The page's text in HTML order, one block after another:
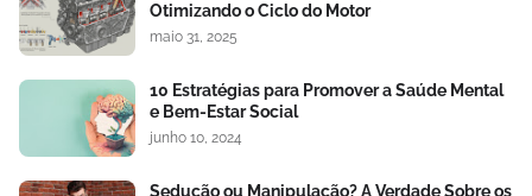
Otimizando o Ciclo do Motor
maio 31, 2025
10 Estratégias para Promover a Saúde Mental
e Bem-Estar Social
junho 10, 2024
Sedução ou Manipulação? A Verdade Sobre os